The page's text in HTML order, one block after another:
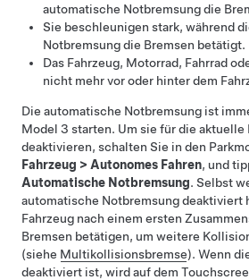
automatische Notbremsung die
Sie beschleunigen stark, während
Notbremsung die Bremsen betätigt.
Das Fahrzeug, Motorrad, Fahrrad
nicht mehr vor oder hinter dem
Die automatische Notbremsung ist
Model 3 starten. Um sie für die aktuelle
deaktivieren, schalten Sie in den
Fahrzeug > Autonomes Fahren, und
Automatische Notbremsung. Selbst
automatische Notbremsung deaktiviert
Fahrzeug nach einem ersten
Bremsen betätigen, um weitere
(siehe Multikollisionsbremse). Wenn
deaktiviert ist, wird auf dem